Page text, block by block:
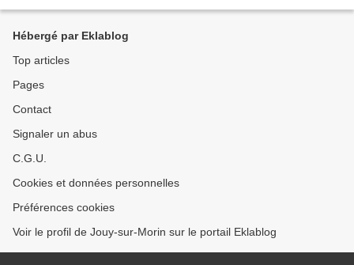
Hébergé par Eklablog
Top articles
Pages
Contact
Signaler un abus
C.G.U.
Cookies et données personnelles
Préférences cookies
Voir le profil de Jouy-sur-Morin sur le portail Eklablog